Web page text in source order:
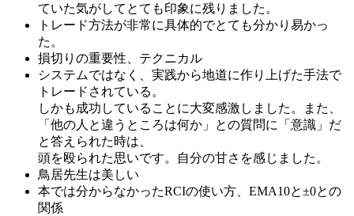
ていた気がしてとても印象に残りました。
トレード方法が非常に具体的でとても分かり易かっ
た。
損切りの重要性、テクニカル
システムではなく、実践から地道に作り上げた手法で
トレードされている。
しかも成功していることに大変感激しました。また、
「他の人と違うところは何か」との質問に「意識」だ
と答えられた時は、
頭を殴られた思いです。自分の甘さを感じました。
鳥居先生は美しい
本では分からなかったRCIの使い方、EMA10と±0との
関係